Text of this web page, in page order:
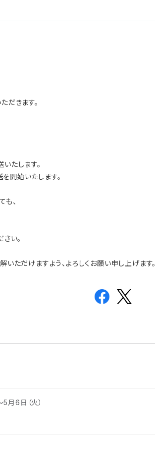
だきます。
たします。
開始いたします。
、
い。
ただけますよう、よろしくお願い申し上げます。
月6日（火）